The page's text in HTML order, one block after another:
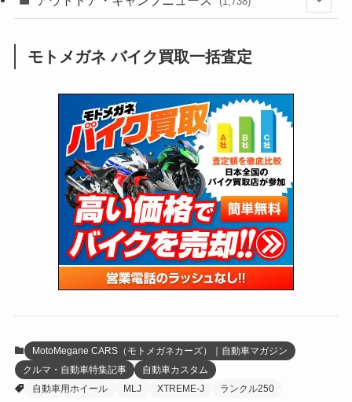
(31)
(51)
(34)
(5)
(12)
(63)
(109)
(24)
(16)
(25)
(24)
(46)
(15)
(5)
(64)
(16)
(62)
(4)
(6)
(17)
(5)
(27)
(249)
(12)
(131)
(38)
(131)
(167)
(85)
(21)
(61)
(171)
(98)
(13)
(60)
(274)
(171)
(38)
(47)
(59)
(41)
(66)
(16)
(141)
(254)
(204)
(1,139)
(166)
(23)
(33)
(34)
(35)
(41)
(415)
(16)
(137)
(72)
(2,739)
(126)
(170)
(171)
(118)
(27)
(1,605)
(147)
(13)
(19)
(12)
(16)
(4)
モトメガネ バイク買取一括査定
MotoMegane CARS（モトメガネカーズ）｜自動車マガジン
クルマ・自動車特集記事
自動車カスタム
自動車用ホイール
MLJ XTREME-J ランクル250